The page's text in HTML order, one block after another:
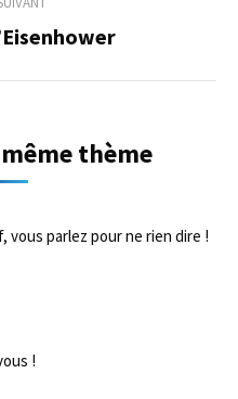
thème
vous parlez pour ne rien dire !
!